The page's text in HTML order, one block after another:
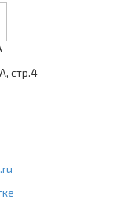
стр.4